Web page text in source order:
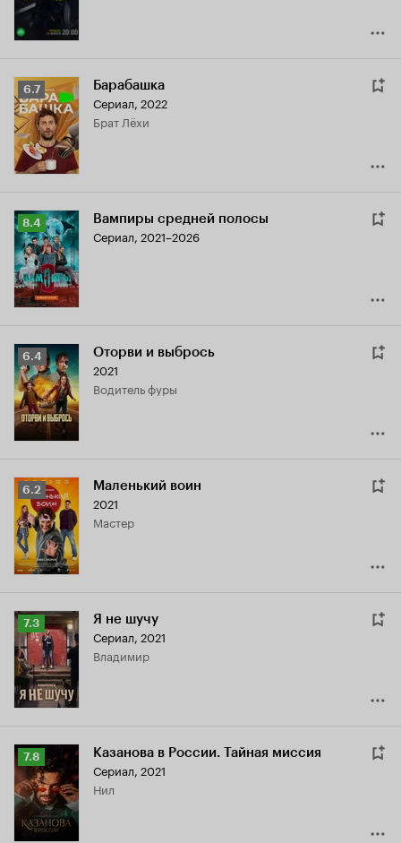
Рейтинг
Кинопоиска
6.7
6.7 Барабашка
Сериал, 2022
брат Лёхи
Рейтинг
Кинопоиска
8.4
8.4 Вампиры средней полосы
Сериал, 2021–2026
Рейтинг
Кинопоиска
6.4
6.4 Оторви и выбрось
2021
водитель фуры
Рейтинг
Кинопоиска
6.2
6.2 Маленький воин
2021
мастер
Рейтинг
Кинопоиска
7.3
7.3 Я не шучу
Сериал, 2021
Владимир
Рейтинг
Кинопоиска
7.8
7.8 Казанова в России. Тайная миссия
Сериал, 2021
Нил